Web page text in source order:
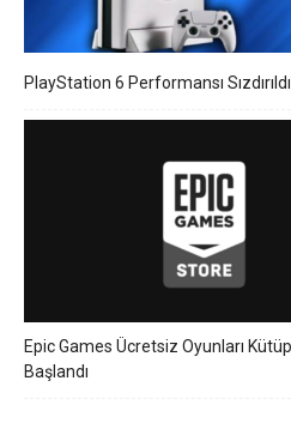
PlayStation 6 Performansı Sızdırıldı
Epic Games Ücretsiz Oyunları
Başlandı